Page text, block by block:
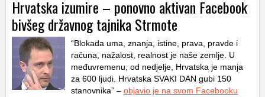
HRVATSKI
WEB
Hrvatska izumire – ponovno aktivan Facebook
bivšeg državnog tajnika Strmote
“Blokada uma, znanja, istine, prava, pravde i
računa, nažalost, realnost je naše zemlje. U
međuvremenu, od nedjelje, Hrvatska je manja
za 600 ljudi. Hrvatska SVAKI DAN gubi 150
stanovnika” – objavio je na svom Facebooku